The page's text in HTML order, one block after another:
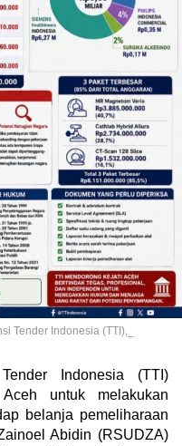
Tender Indonesia (TTI),_
Indonesia (TTI)
untuk melakukan
belanja pemeliharaan
Abidin (RSUDZA)